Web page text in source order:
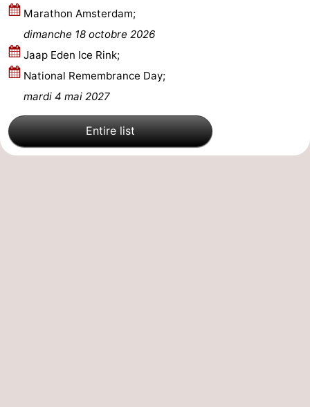
Marathon Amsterdam;
dimanche 18 octobre 2026
Jaap Eden Ice Rink;
National Remembrance Day;
mardi 4 mai 2027
Entire list